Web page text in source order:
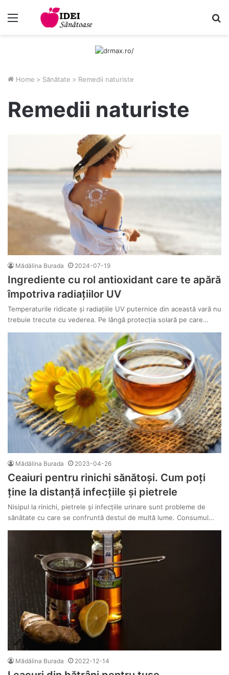
Home > Sănătate > Remedii naturiste
Remedii naturiste
Mădălina Burada 2024-07-19
Ingrediente cu rol antioxidant care te apără
împotriva radiațiilor UV
Temperaturile ridicate și radiațiile UV puternice din această vară nu
trebuie trecute cu vederea. Pe lângă protecția solară pe care…
Mădălina Burada 2023-04-26
Ceaiuri pentru rinichi sănătoși. Cum poți
ține la distanță infecțiile și pietrele
Nisipul la rinichi, pietrele și infecțiile urinare sunt probleme de
sănătate cu care se confruntă destul de multă lume. Consumul…
Mădălina Burada 2022-12-14